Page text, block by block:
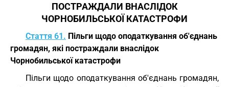
ПОСТРАЖДАЛИ ВНАСЛІДОК
ЧОРНОБИЛЬСЬКОЇ КАТАСТРОФИ
Стаття 61. Пільги щодо оподаткування об'єднань
громадян, які постраждали внаслідок
Чорнобильської катастрофи
Пільги щодо оподаткування об'єднань громадян,